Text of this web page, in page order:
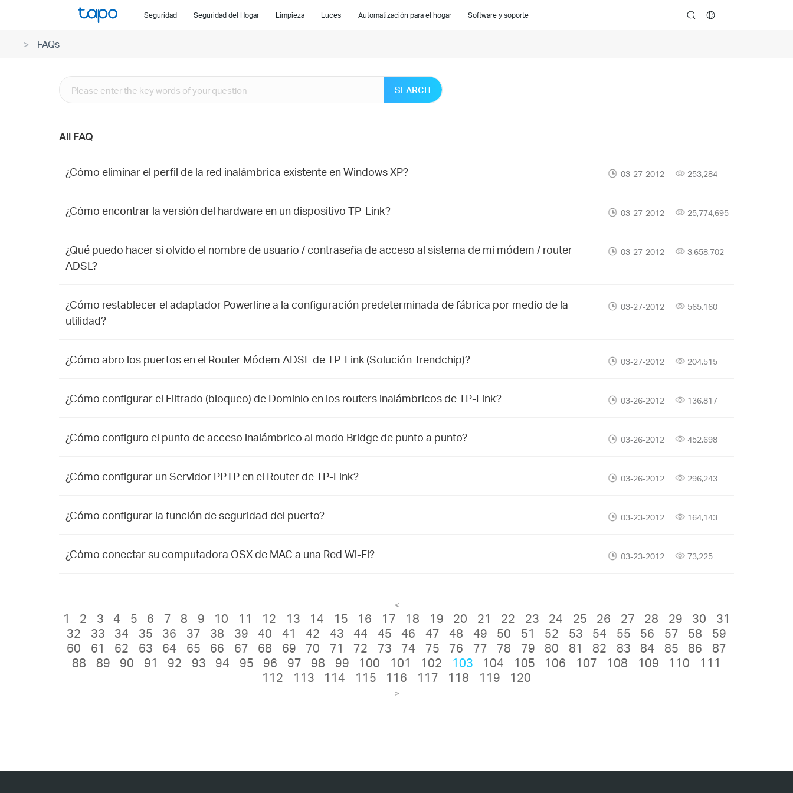
Seguridad Seguridad del Hogar Limpieza Luces Automatización para el hogar Software y soporte search
FAQs
SEARCH
All FAQ
¿Cómo eliminar el perfil de la red inalámbrica existente en Windows XP? 03-27-2012 253,284
¿Cómo encontrar la versión del hardware en un dispositivo TP-Link? 03-27-2012 25,774,695
¿Qué puedo hacer si olvido el nombre de usuario / contraseña de acceso al sistema de mi módem / router
ADSL?
03-27-2012 3,658,702
¿Cómo restablecer el adaptador Powerline a la configuración predeterminada de fábrica por medio de la
utilidad?
03-27-2012 565,160
¿Cómo abro los puertos en el Router Módem ADSL de TP-Link (Solución Trendchip)? 03-27-2012 204,515
¿Cómo configurar el Filtrado (bloqueo) de Dominio en los routers inalámbricos de TP-Link? 03-26-2012 136,817
¿Cómo configuro el punto de acceso inalámbrico al modo Bridge de punto a punto? 03-26-2012 452,698
¿Cómo configurar un Servidor PPTP en el Router de TP-Link? 03-26-2012 296,243
¿Cómo configurar la función de seguridad del puerto? 03-23-2012 164,143
¿Cómo conectar su computadora OSX de MAC a una Red Wi-Fi? 03-23-2012 73,225
<
1 2 3 4 5 6 7 8 9 10 11 12 13 14 15 16 17 18 19 20 21 22 23 24 25 26 27 28 29 30
31
32
33 34 35 36 37 38 39 40 41 42 43 44 45 46 47 48 49 50 51 52 53 54 55 56 57 58
59
60
61 62 63 64 65 66 67 68 69 70 71 72 73 74 75 76 77 78 79 80 81 82 83 84 85 86
87
88
89 90 91 92 93 94 95 96 97 98 99 100 101 102 103 104 105 106 107 108 109 110
111
112
113 114 115 116 117 118 119 120
>